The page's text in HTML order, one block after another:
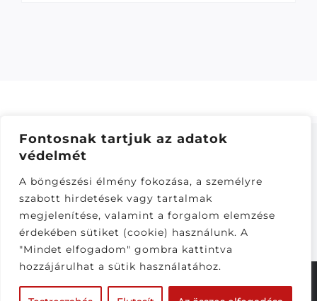
Fontosnak tartjuk az adatok
védelmét
A böngészési élmény fokozása, a személyre
szabott hirdetések vagy tartalmak
megjelenítése, valamint a forgalom elemzése
érdekében sütiket (cookie) használunk. A
"Mindet elfogadom" gombra kattintva
hozzájárulhat a sütik használatához.
ELÁLLÁS
Látogatók:
282,269
© Copyright 2020 - 2026 |
jog fenntartva | Készítette a
CsabaInformatika.NET